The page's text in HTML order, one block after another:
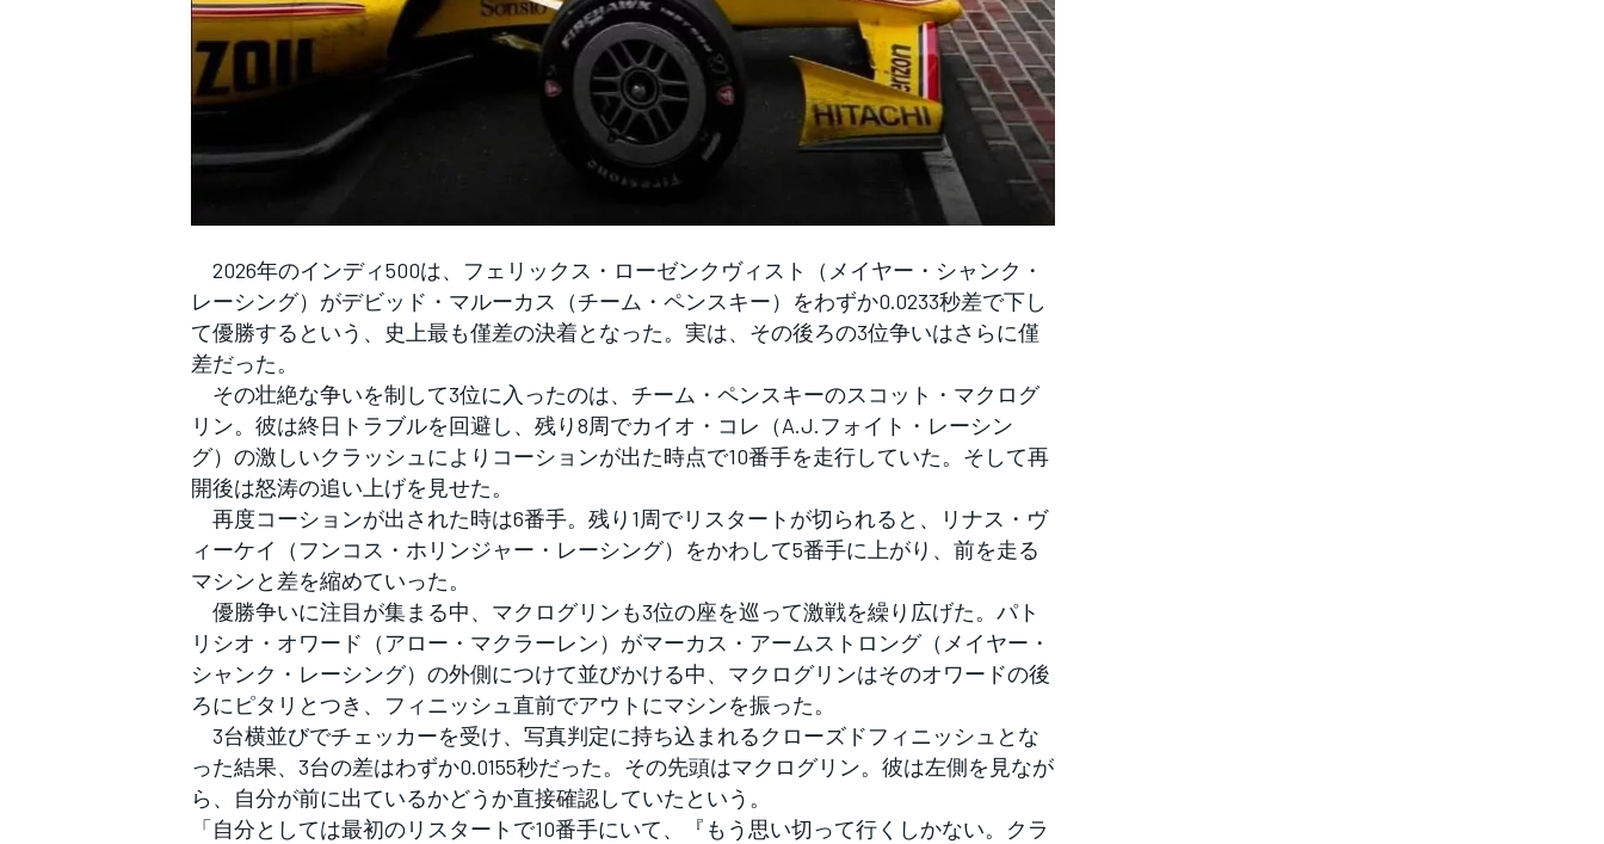
フォーミュラE
2026年のインディ500は、フェリックス・ローゼンクヴィスト（メイヤー・シャンク・
レーシング）がデビッド・マルーカス（チーム・ペンスキー）をわずか0.0233秒差で下し
て優勝するという、史上最も僅差の決着となった。実は、その後ろの3位争いはさらに僅
差だった。
その壮絶な争いを制して3位に入ったのは、チーム・ペンスキーのスコット・マクログ
リン。彼は終日トラブルを回避し、残り8周でカイオ・コレ（A.J.フォイト・レーシン
グ）の激しいクラッシュによりコーションが出た時点で10番手を走行していた。そして再
開後は怒涛の追い上げを見せた。
再度コーションが出された時は6番手。残り1周でリスタートが切られると、リナス・ヴ
ィーケイ（フンコス・ホリンジャー・レーシング）をかわして5番手に上がり、前を走る
マシンと差を縮めていった。
優勝争いに注目が集まる中、マクログリンも3位の座を巡って激戦を繰り広げた。パト
リシオ・オワード（アロー・マクラーレン）がマーカス・アームストロング（メイヤー・
シャンク・レーシング）の外側につけて並びかける中、マクログリンはそのオワードの後
ろにピタリとつき、フィニッシュ直前でアウトにマシンを振った。
3台横並びでチェッカーを受け、写真判定に持ち込まれるクローズドフィニッシュとな
った結果、3台の差はわずか0.0155秒だった。その先頭はマクログリン。彼は左側を見なが
ら、自分が前に出ているかどうか直接確認していたという。
「自分としては最初のリスタートで10番手にいて、『もう思い切って行くしかない。クラ